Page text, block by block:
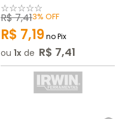
☆☆☆☆☆
R$7,413% OFF
R$ 7,19no Pix
ou 1 de R$ 7,41